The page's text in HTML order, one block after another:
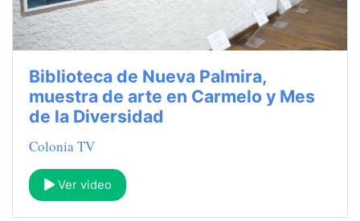
Biblioteca de Nueva Palmira,
muestra de arte en Carmelo y Mes
de la Diversidad
Colonia TV
Ver video